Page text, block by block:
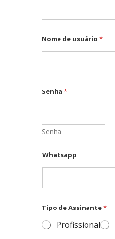
o
t
Nome de usuário *
Senha *
Senha
Whatsapp
Tipo de Assinante*
Profissional